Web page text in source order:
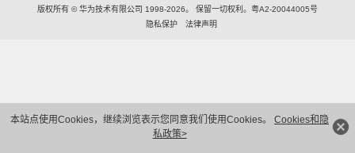
本站点使用Cookies，继续浏览表示您同意我们使用Cookies。 Cookies和隐
私政策>
版权所有 © 华为技术有限公司 1998-2026。 保留一切权利。粤A2-20044005号
隐私保护
法律声明